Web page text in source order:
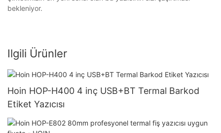
bekleniyor.
Ilgili Ürünler
Hoin HOP-H400 4 inç USB+BT Termal Barkod
Etiket Yazıcısı